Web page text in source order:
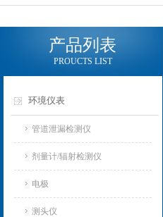
产品列表
PROUCTS LIST
环境仪表
管道泄漏检测仪
剂量计/辐射检测仪
电极
测头仪